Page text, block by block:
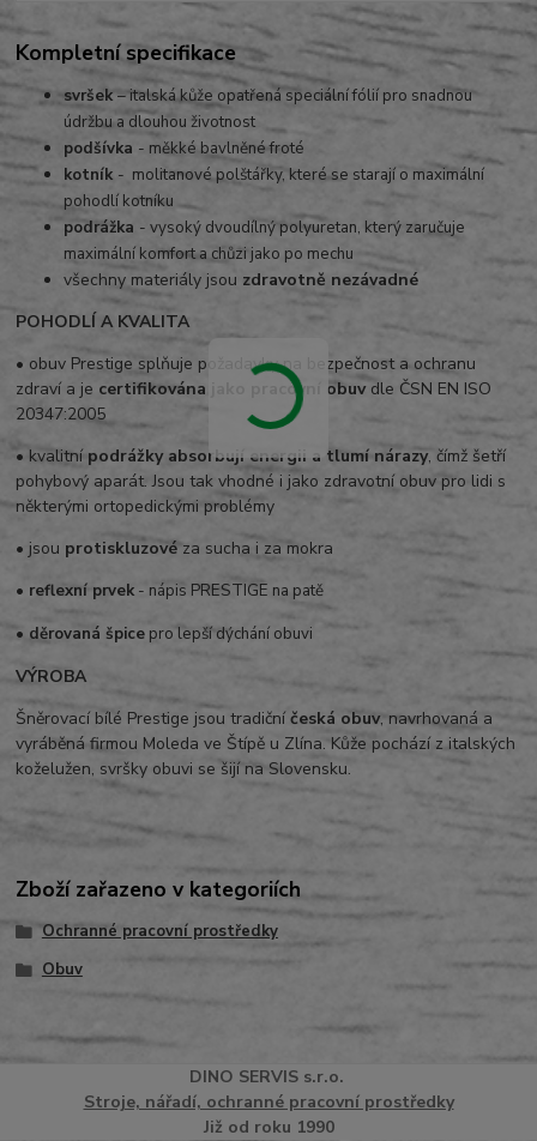
Kompletní specifikace
svršek– italská kůže opatřená speciální fólií pro snadnou
údržbu a dlouhou životnost
podšívka - měkké bavlněné froté
kotník - molitanové polštářky, které se starají o maximální
pohodlí kotníku
podrážka - vysoký dvoudílný polyuretan, který zaručuje
maximální komfort a chůzi jako po mechu
všechny materiály jsou zdravotně nezávadné
POHODLÍ A KVALITA
• obuv Prestige splňuje požadavky na bezpečnost a ochranu
zdraví a je certifikována jako pracovní obuv dle ČSN EN ISO
20347:2005
• kvalitní podrážky absorbují energii a tlumí nárazy, čímž šetří
pohybový aparát. Jsou tak vhodné i jako zdravotní obuv pro lidi s
některými ortopedickými problémy
• jsou protiskluzové za sucha i za mokra
• reflexní prvek - nápis PRESTIGE na patě
• děrovaná špice pro lepší dýchání obuvi
VÝROBA
Šněrovací bílé Prestige jsou tradičníčeská obuv, navrhovaná a
vyráběná firmou Moleda ve Štípě u Zlína. Kůže pochází z italských
koželužen, svršky obuvi se šijí na Slovensku.
Zboží zařazeno v kategoriích
Ochranné pracovní prostředky
Obuv
DINO SERVISs.r.o.
Stroje, nářadí, ochranné pracovní prostředky
Již od roku 1990